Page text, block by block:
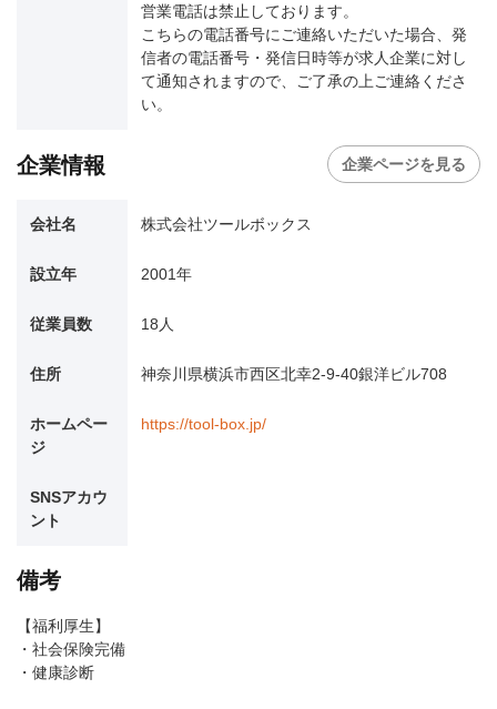
営業電話は禁止しております。
こちらの電話番号にご連絡いただいた場合、発
信者の電話番号・発信日時等が求人企業に対し
て通知されますので、ご了承の上ご連絡くださ
い。
企業情報 企業ページを見る
会社名 株式会社ツールボックス
設立年 2001年
従業員数 18人
住所 神奈川県横浜市西区北幸2-9-40銀洋ビル708
ホームペー
ジ
https://tool-box.jp/
SNSアカウ
ント
備考
【福利厚生】
・社会保険完備
・健康診断